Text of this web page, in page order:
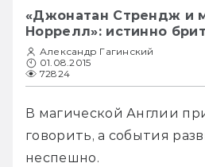
«Джонатан Стрендж и
Норрелл»: истинно
Александр Гагинский
01.08.2015
72824
В магической Англии
говорить, а события
неспешно.